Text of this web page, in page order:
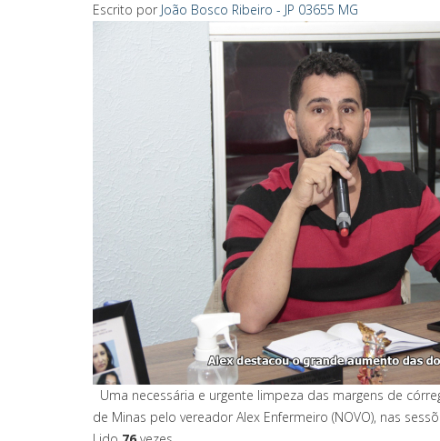
Escrito por João Bosco Ribeiro - JP 03655 MG
Uma necessária e urgente limpeza das margens de
de Minas pelo vereador Alex Enfermeiro (NOVO), nas